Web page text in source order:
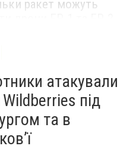
ракет можуть
атакували
під
та в